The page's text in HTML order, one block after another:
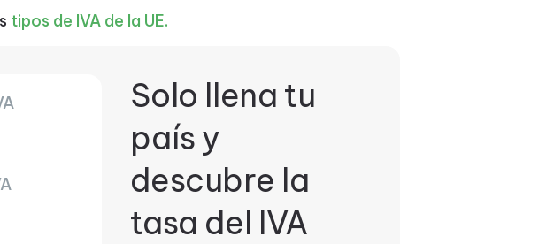
tipos de IVA de la UE.
Solo llena tu
país y
descubre la
tasa del IVA